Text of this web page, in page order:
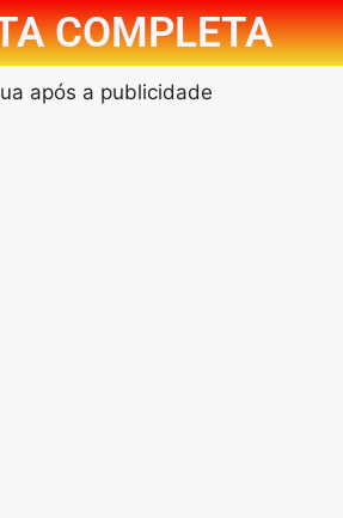
COMPLETA
após a publicidade